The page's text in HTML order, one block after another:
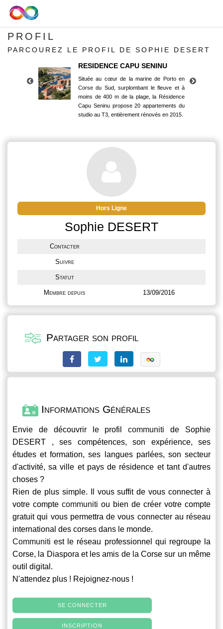
PROFIL
PARCOUREZ LE PROFIL DE SOPHIE DESERT
RESIDENCE CAPU SENINU
Située au cœur de la marine de Porto en
Corse du Sud, surplombant le fleuve et à
moins de 400 m de la plage, la Résidence
Capu Seninu propose 20 appartements du
studio au T3, entièrement rénovés en 2015.
Corse du Sud, surplombant le fleuve et à
moins de 400 m de la plage, la Résidence
Capu Seninu propose 20 appartements du
studio au T3, entièrement rénovés en 2015.
Hors Ligne
Sophie DESERT
Contacter
Suivre
Statut
Membre depuis 13/09/2016
Partager son profil
Informations Générales
Envie de découvrir le profilcommuniti de Sophie
DESERT , ses compétences, son expérience, ses
études et formation, ses langues parlées, son secteur
d'activité, sa ville et pays de résidence et tant d'autres
choses ?
Rien de plus simple. Il vous suffit de vous connecter à
votre compte communiti ou bien de créer votre compte
gratuit qui vous permettra de vous connecter au réseau
international des corses dans le monde.
Communiti est le réseau professionnel qui regroupe la
Corse, la Diaspora et les amis de la Corse sur un même
outil digital.
N'attendez plus ! Rejoignez-nous !
SE CONNECTER
INSCRIPTION